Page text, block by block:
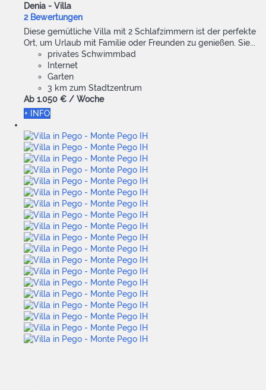
Denia - Villa
2 Bewertungen
Diese gemütliche Villa mit 2 Schlafzimmern ist der perfekte
Ort, um Urlaub mit Familie oder Freunden zu genießen. Sie...
privates Schwimmbad
Internet
Garten
3 km zum Stadtzentrum
Ab 1.050 € / Woche
+ INFO